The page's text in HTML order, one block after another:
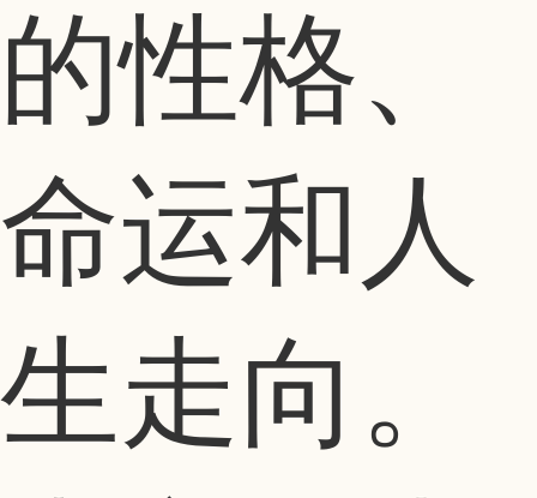
的性格、
命运和人
生走向。